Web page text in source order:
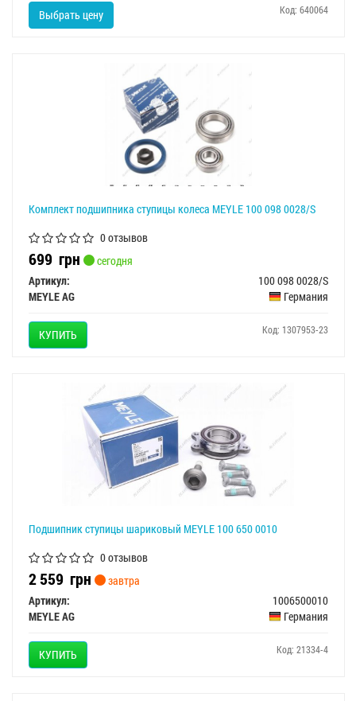
Выбрать цену Код: 640064
Комплект подшипника ступицы колеса MEYLE 100 098 0028/S
0 отзывов
699 грн
сегодня
Артикул:
100 098 0028/S
MEYLE AG
Германия
КУПИТЬ Код: 1307953-23
Подшипник ступицы шариковый MEYLE 100 650 0010
0 отзывов
2 559 грн
завтра
Артикул:
1006500010
MEYLE AG
Германия
КУПИТЬ Код: 21334-4